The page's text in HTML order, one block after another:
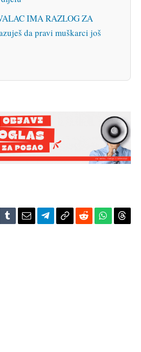
IMA RAZLOG ZA
da pravi muškarci još
TumblrEmailTelegram
CopyReddit